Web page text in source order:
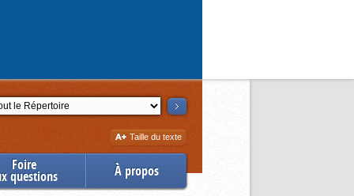
Augmenter
la
Taille du texte
Foire
questions À propos